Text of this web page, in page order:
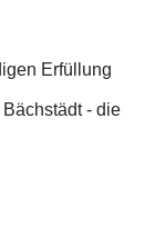
Erfüllung
- die